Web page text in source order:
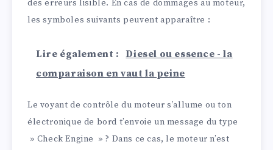
des erreurs lisible. En cas de dommages au moteur,
les symboles suivants peuvent apparaître :
Lire également :
Diesel ou essence - la
comparaison en vaut la peine
Le voyant de contrôle du moteur s’allume ou ton
électronique de bord t’envoie un message du type
» Check Engine » ? Dans ce cas, le moteur n’est